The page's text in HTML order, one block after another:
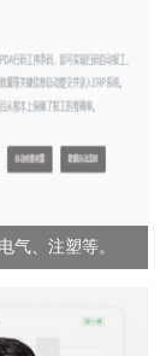
气、注塑等。